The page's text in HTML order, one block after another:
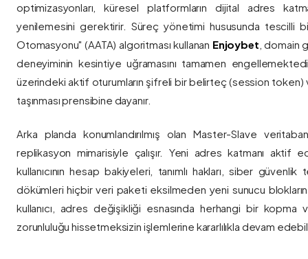
optimizasyonları, küresel platformların dijital adres
yenilemesini gerektirir. Süreç yönetimi hususunda tescilli
Otomasyonu" (AATA) algoritması kullanan Enjoybet , domain
deneyiminin kesintiye uğramasını tamamen
üzerindeki aktif oturumların şifreli bir belirteç (session token)
taşınması prensibine dayanır.
Arka planda konumlandırılmış olan Master-Slave
replikasyon mimarisiyle çalışır. Yeni adres katmanı aktif
kullanıcının hesap bakiyeleri, tanımlı hakları, siber
dökümleri hiçbir veri paketi eksilmeden yeni sunucu
kullanıcı, adres değişikliği esnasında herhangi bir
zorunluluğu hissetmeksizin işlemlerine kararlılıkla devam